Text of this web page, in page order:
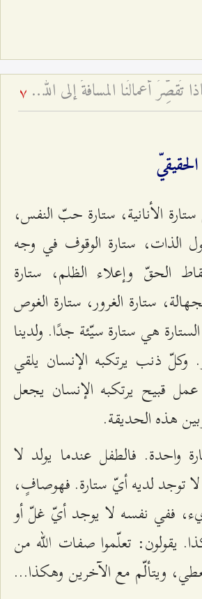
قُربٌ لا يُرى - لماذا تُقصِّرُ أعمالُنا المسافةَ إلى الله أو تُطيلها؟ 7
الأنانية، ستارة حبّ النفس،
الذات، ستارة الوقوف في وجه
الحقّ وإعلاء الظلم، ستارة
ستارة الغرور، ستارة الغوص
هي ستارة سيّئة جدًا. ولدينا
وكلّ ذنب يرتكبه الإنسان يلقي
قبيح يرتكبه الإنسان يجعل
هذه الحديقة.
واحدة. فالطفل عندما يولد لا
توجد لديه أيّ ستارة. فهوصافٍ،
ففي نفسه لا يوجد أيّ غلّ أو
يقولون: تعلّموا صفات الله من
ويتألّم مع الآخرين وهكذا...